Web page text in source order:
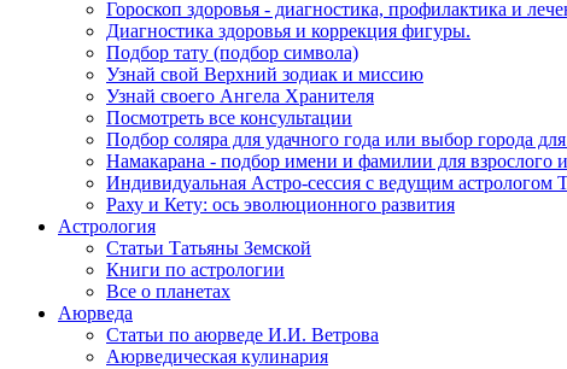
Гороскоп здоровья - диагностика, профилактика и
Диагностика здоровья и коррекция фигуры.
Подбор тату (подбор символа)
Узнай свой Верхний зодиак и миссию
Узнай своего Ангела Хранителя
Посмотреть все консультации
Подбор соляра для удачного года или выбор города
Намакарана - подбор имени и фамилии для взрослого
Индивидуальная Астро-сессия с ведущим астрологом
Раху и Кету: ось эволюционного развития
Астрология
Статьи Татьяны Земской
Книги по астрологии
Все о планетах
Аюрведа
Статьи по аюрведе И.И. Ветрова
Аюрведическая кулинария